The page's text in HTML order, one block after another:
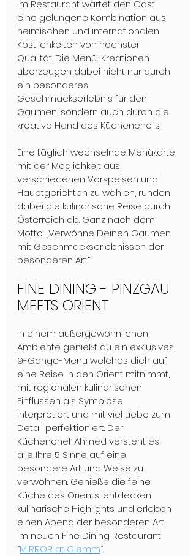
Im Restaurant wartet den Gast
eine gelungene Kombination aus
heimischen und internationalen
Köstlichkeiten von höchster
Qualität. Die Menü-Kreationen
überzeugen dabei nicht nur durch
ein besonderes
Geschmackserlebnis für den
Gaumen, sondern auch durch die
kreative Hand des Küchenchefs.
Eine täglich wechselnde Menükarte,
mit der Möglichkeit aus
verschiedenen Vorspeisen und
Hauptgerichten zu wählen, runden
dabei die kulinarische Reise durch
Österreich ab. Ganz nach dem
Motto: „Verwöhne Deinen Gaumen
mit Geschmackserlebnissen der
besonderen Art.“
FINE DINING - PINZGAU
MEETS ORIENT
In einem außergewöhnlichen
Ambiente genießt du ein exklusives
9-Gänge-Menü welches dich auf
eine Reise in den Orient mitnimmt,
mit regionalen kulinarischen
Einflüssen als Symbiose
interpretiert und mit viel Liebe zum
Detail perfektioniert. Der
Küchenchef Ahmed versteht es,
alle Ihre 5 Sinne auf eine
besondere Art und Weise zu
verwöhnen. Genieße die feine
Küche des Orients, entdecken
kulinarische Highlights und erleben
einen Abend der besonderen Art
im neuen Fine Dining Restaurant
“MIRROR at Glemm”.